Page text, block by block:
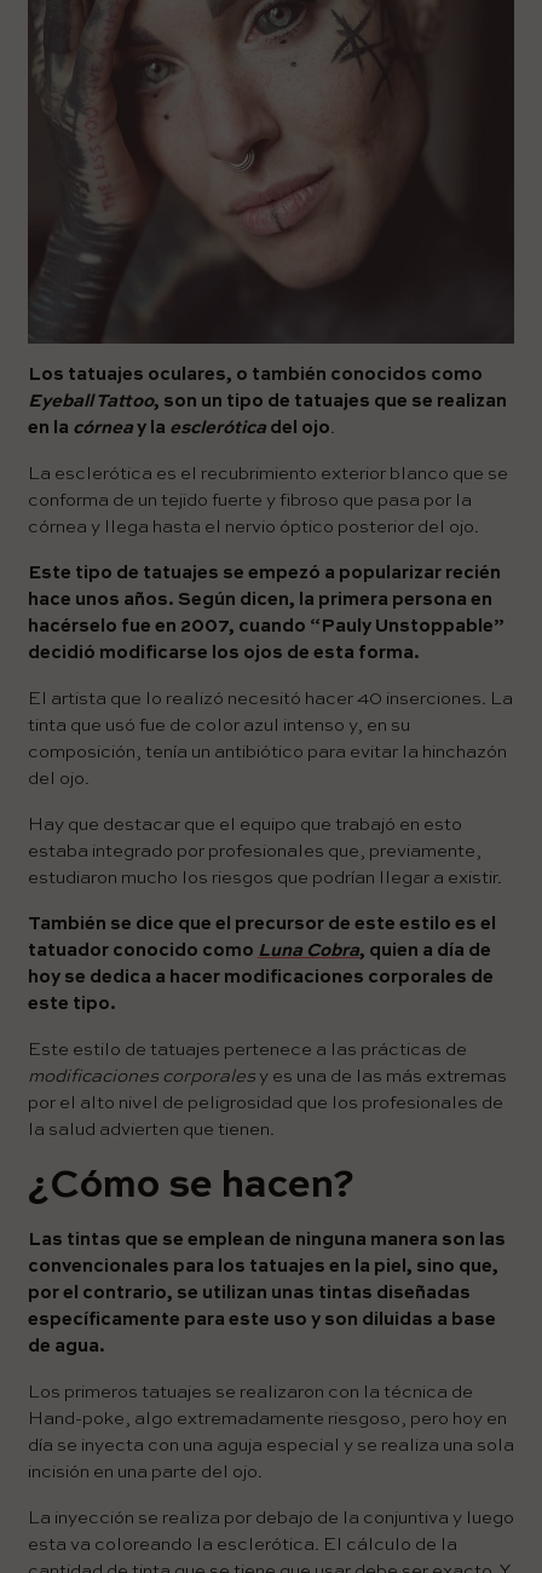
Los tatuajes oculares, o también conocidos como
Eyeball Tattoo, son un tipo de tatuajes que se realizan
en la córnea y la esclerótica del ojo
La esclerótica es el recubrimiento exterior blanco que se
conforma de un tejido fuerte y fibroso que pasa por la
córnea y llega hasta el nervio óptico posterior del ojo.
Este tipo de tatuajes se empezó a popularizar recién
hace unos años. Según dicen, la primera persona en
hacérselo fue en 2007, cuando “Pauly Unstoppable”
decidió modificarse los ojos de esta forma.
El artista que lo realizó necesitó hacer 40 inserciones. La
tinta que usó fue de color azul intenso y, en su
composición, tenía un antibiótico para evitar la hinchazón
del ojo.
Hay que destacar que el equipo que trabajó en esto
estaba integrado por profesionales que, previamente,
estudiaron mucho los riesgos que podrían llegar a existir.
También se dice que el precursor de este estilo es el
tatuador conocido como Luna Cobra, quien a día de
hoy se dedica a hacer modificaciones corporales de
este tipo.
Este estilo de tatuajes pertenece a las prácticas de
modificaciones corporales y es una de las más extremas
por el alto nivel de peligrosidad que los profesionales de
la salud advierten que tienen.
¿Cómo se hacen?
Las tintas que se emplean de ninguna manera son las
convencionales para los tatuajes en la piel, sino que,
por el contrario, se utilizan unas tintas diseñadas
específicamente para este uso y son diluidas a base
de agua.
Los primeros tatuajes se realizaron con la técnica de
Hand-poke, algo extremadamente riesgoso, pero hoy en
día se inyecta con una aguja especial y se realiza una sola
incisión en una parte del ojo.
La inyección se realiza por debajo de la conjuntiva y luego
esta va coloreando la esclerótica. El cálculo de la